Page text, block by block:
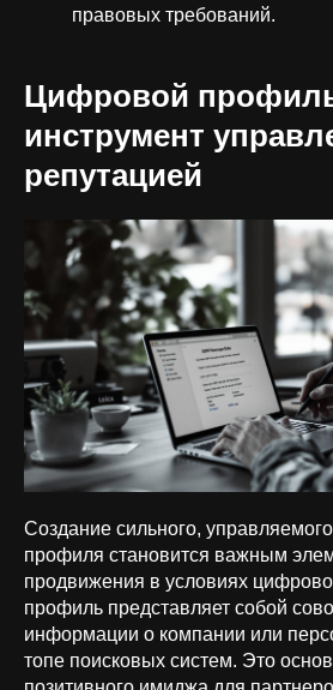
правовых требований.
Цифровой
инструмент
репутацией
Создание сильного,
профиля становится важным
продвижения в условиях
профиль представляет собой
информации о компании или
топе поисковых систем. Это